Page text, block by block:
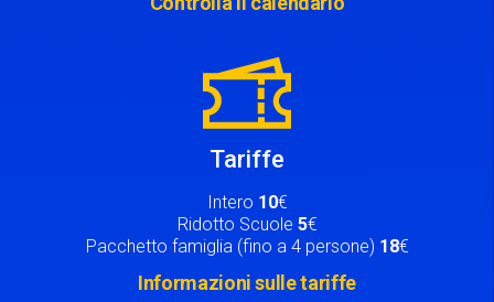
Tariffe
Intero 10€
Ridotto Scuole 5€
Pacchetto famiglia (fino a 4 persone) 18€
Informazioni sulle tariffe